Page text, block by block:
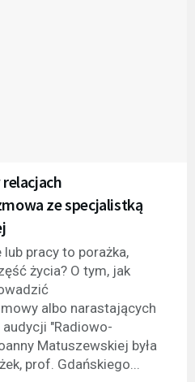
ze specjalistką
pracy to porażka,
życia? O tym, jak
albo narastających
"Radiowo-
Matuszewskiej była
prof. Gdańskiego...